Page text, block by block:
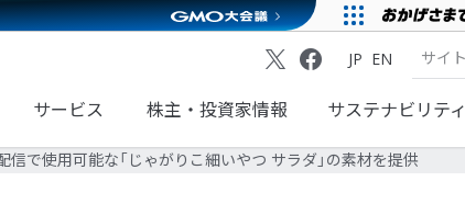
サービス 株主・投資家情報 サステナビリティ
JP EN
で使用可能な「じゃがりこ細いやつ サラダ」の素材を提供